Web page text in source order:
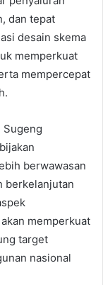
dan tepat
desain skema
memperkuat
mempercepat
Sugeng
berwawasan
berkelanjutan
memperkuat
target
nasional